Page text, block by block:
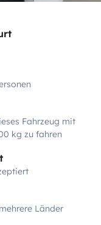
Fahrzeug mit
kg zu fahren
Länder